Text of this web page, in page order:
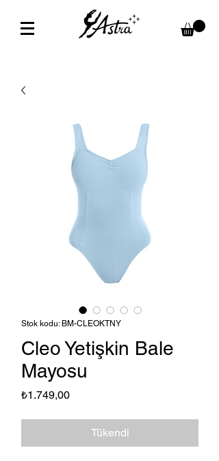
Stok kodu: BM-CLEOKTNY
Cleo Yetişkin Bale
Mayosu
₺1.749,00Fiyat
Tükendi